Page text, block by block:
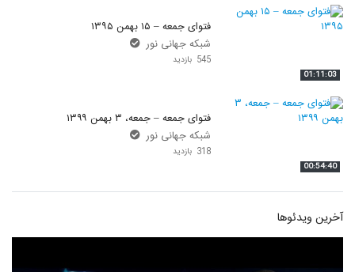
01:11:03
فتوای جمعه – ۱۵ بهمن ۱۳۹۵
شبکه جهانی نور
545 بازدید
00:54:40
فتوای جمعه – جمعه، ۳ بهمن ۱۳۹۹
شبکه جهانی نور
318 بازدید
آخرین ویدئوها